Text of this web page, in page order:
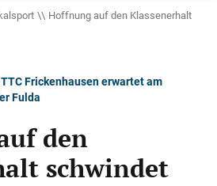
Hoffnung auf den Klassenerhalt
Frickenhausen erwartet am
Fulda
den
schwindet